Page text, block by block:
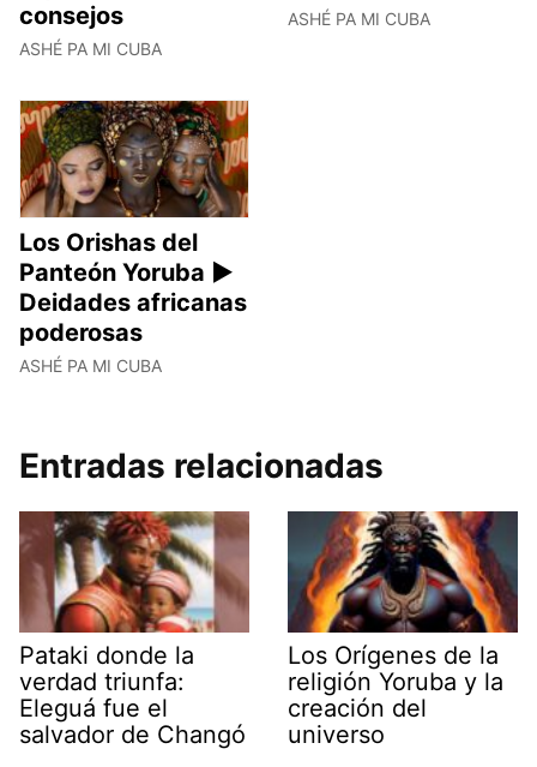
consejos
ASHÉ PA MI CUBA
ASHÉ PA MI CUBA
Los Orishas del
Panteón Yoruba ►
Deidades africanas
poderosas
ASHÉ PA MI CUBA
Entradas relacionadas
Pataki donde la
verdad triunfa:
Eleguá fue el
salvador de Changó
Los Orígenes de la
religión Yoruba y la
creación del
universo